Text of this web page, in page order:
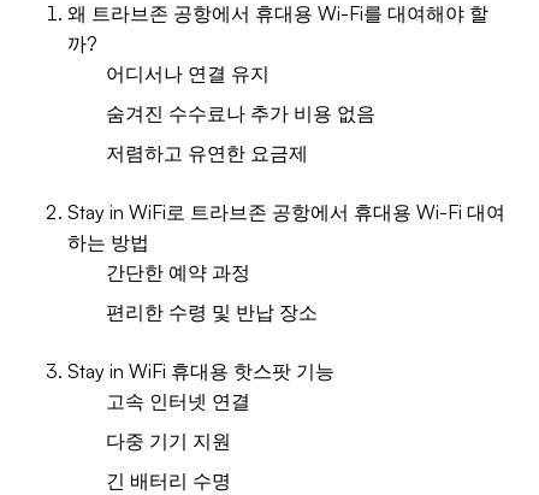
왜 트라브존 공항에서 휴대용 Wi-Fi를 대여해야 할
까?
어디서나 연결 유지
숨겨진 수수료나 추가 비용 없음
저렴하고 유연한 요금제
Stay in WiFi로 트라브존 공항에서 휴대용 Wi-Fi 대여
하는 방법
간단한 예약 과정
편리한 수령 및 반납 장소
Stay in WiFi 휴대용 핫스팟 기능
고속 인터넷 연결
다중 기기 지원
긴 배터리 수명